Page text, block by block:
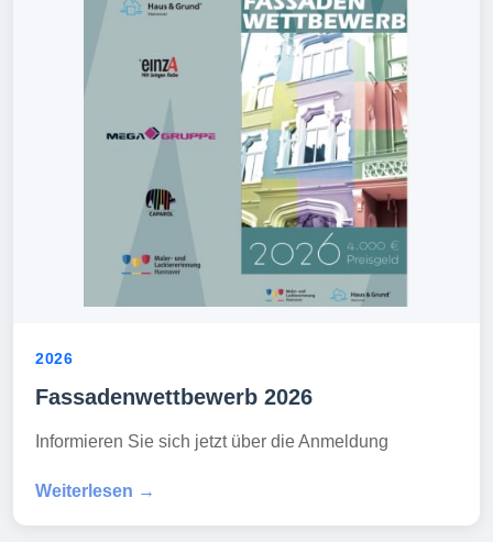
2026
Fassadenwettbewerb 2026
Informieren Sie sich jetzt über die Anmeldung
Weiterlesen →